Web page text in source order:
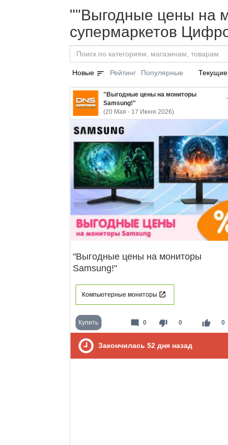
""Выгодные цены на
супермаркетов
Новые sort Рейтинг Популярные Текущие
"Выгодные цены на мониторы
Samsung!"
(20 Мая - 17 Июня 2026)
"Выгодные цены на мониторы
Samsung!"
Компьютерные мониторы
Купить thumb_down 0 thumb_up 0
mode_comment 0
Закончилась 52 дня назад